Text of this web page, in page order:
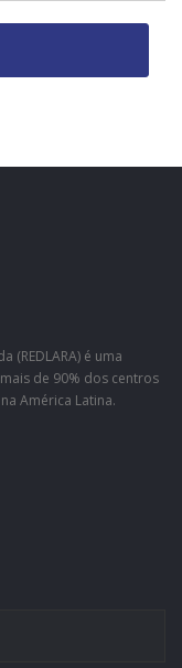
(REDLARA) é uma
de 90% dos centros
América Latina.